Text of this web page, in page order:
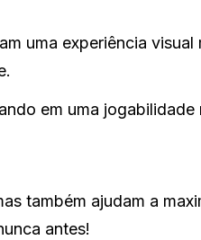
uma experiência visual
em uma jogabilidade
também ajudam a
antes!